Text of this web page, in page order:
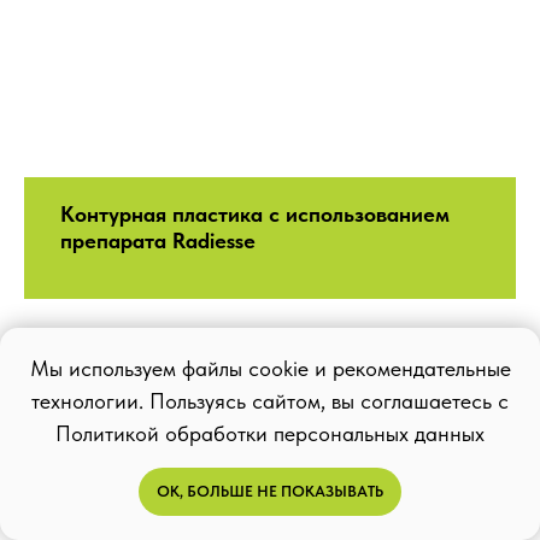
Контурная пластика с использованием
препарата Radiesse
Мы используем файлы cookie и рекомендательные
технологии. Пользуясь сайтом, вы соглашаетесь с
Политикой обработки персональных данных
ОК, БОЛЬШЕ НЕ ПОКАЗЫВАТЬ